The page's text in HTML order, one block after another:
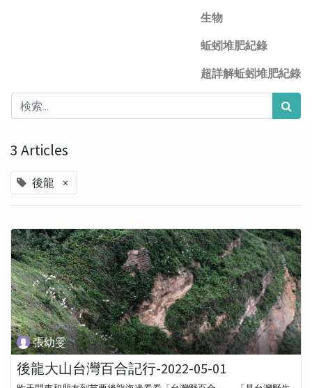
生物
蚯蚓堆肥紀錄
超詳解蚯蚓堆肥紀錄
3 Articles
後龍 ×
張幼雯
後龍大山台灣百合記行-2022-05-01